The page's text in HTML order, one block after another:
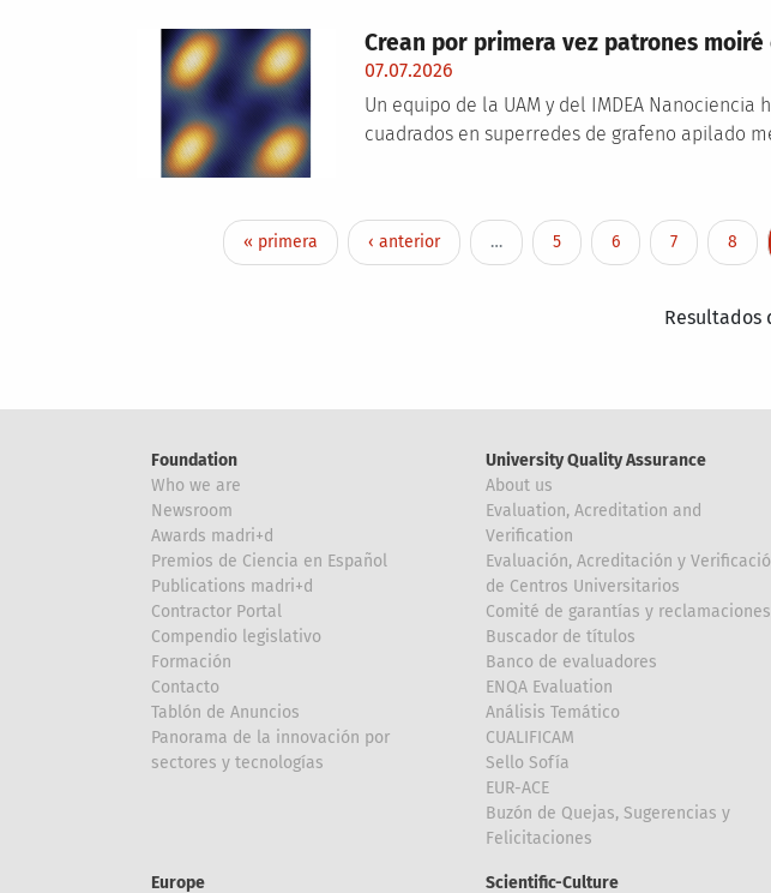
Crean por primera vez patrones
07.07.2026
Un equipo de la UAM y del IMDEA
cuadrados en superredes de grafeno apilado
PaginationFirst page
« primera Previous page
‹ anterior … Page
5 Page
6 Page
7 Page
8
Resultados
Foundation
Who we are
Newsroom
Awards madri+d
Premios de Ciencia en Español
Publications madri+d
Contractor Portal
Compendio legislativo
Formación
Contacto
Tablón de Anuncios
Panorama de la innovación por
sectores y tecnologías
University Quality Assurance
About us
Evaluation, Acreditation and
Verification
Evaluación, Acreditación y
de Centros Universitarios
Comité de garantías y reclamaciones
Buscador de títulos
Banco de evaluadores
ENQA Evaluation
Análisis Temático
CUALIFICAM
Sello Sofía
EUR-ACE
Buzón de Quejas, Sugerencias y
Felicitaciones
Europe Scientific-Culture